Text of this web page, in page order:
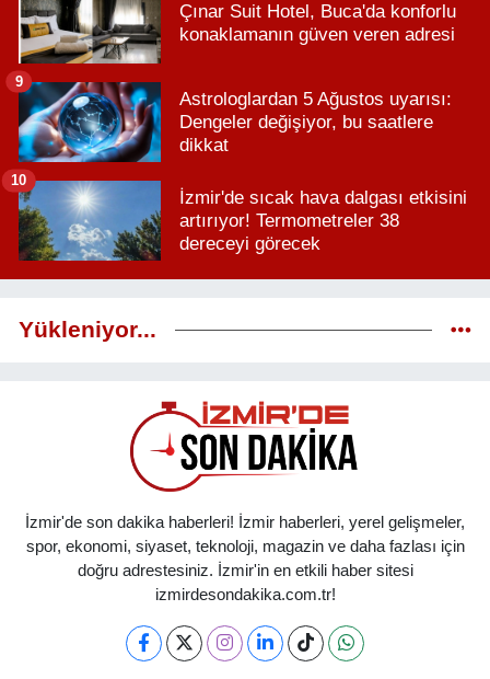
Çınar Suit Hotel, Buca'da konforlu
konaklamanın güven veren adresi
Astrologlardan 5 Ağustos uyarısı:
Dengeler değişiyor, bu saatlere
dikkat
9
İzmir'de sıcak hava dalgası etkisini
artırıyor! Termometreler 38
dereceyi görecek
10
Yükleniyor...
İzmir'de son dakika haberleri! İzmir haberleri, yerel gelişmeler,
spor, ekonomi, siyaset, teknoloji, magazin ve daha fazlası için
doğru adrestesiniz. İzmir'in en etkili haber sitesi
izmirdesondakika.com.tr!